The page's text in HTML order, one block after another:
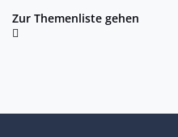
Zur Themenliste gehen